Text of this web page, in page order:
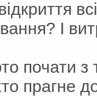
І
почати з
прагне